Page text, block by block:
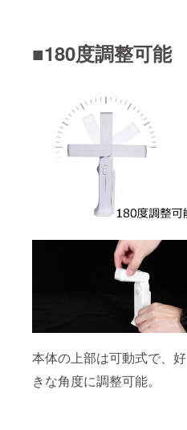
■180度調整可能
本体の上部は可動式で、好
きな角度に調整可能。